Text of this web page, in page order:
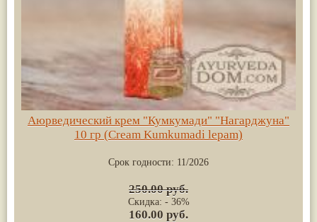
Аюрведический крем "Кумкумади" "Нагарджуна"
10 гр (Cream Kumkumadi lepam)
Срок годности: 11/2026
250.00 руб.
Скидка: - 36%
160.00 руб.